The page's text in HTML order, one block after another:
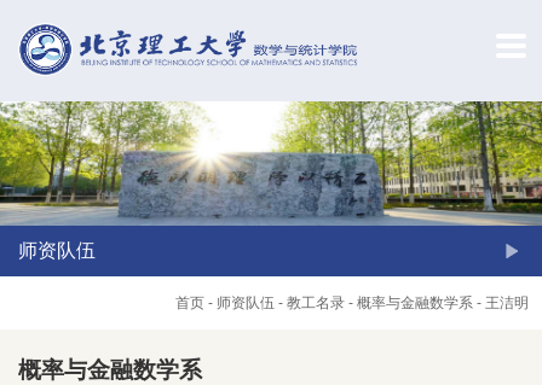
师资队伍
首页 - 师资队伍 - 教工名录 - 概率与金融数学系 - 王洁明
概率与金融数学系